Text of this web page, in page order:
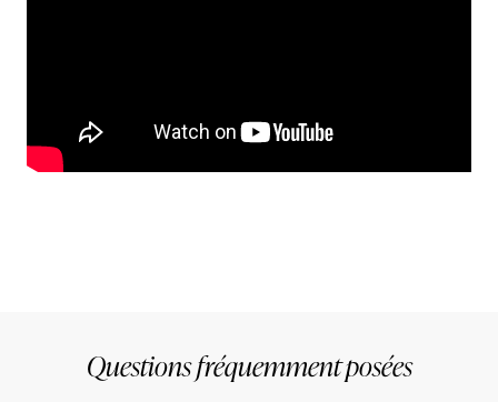
Questions fréquemment posées